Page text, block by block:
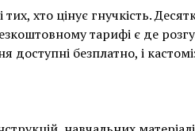
хто цінує гнучкість.
тарифі є де
доступні безплатно, і